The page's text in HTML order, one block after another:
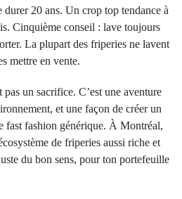
20 ans. Un crop top tendance à
Cinquième conseil : lave toujours
La plupart des friperies ne lavent
mettre en vente.
pas un sacrifice. C’est une aventure
et une façon de créer un
fast fashion générique. À Montréal,
de friperies aussi riche et
du bon sens, pour ton portefeuille